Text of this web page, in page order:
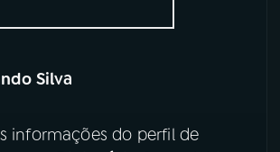
Silva
informações do perfil de